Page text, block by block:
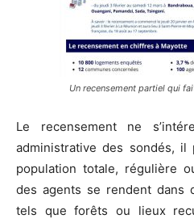
Un recensement partiel qui
Le recensement ne
administrative des sondés,
population totale, régulière
des agents se rendent dans
tels que forêts ou lieux